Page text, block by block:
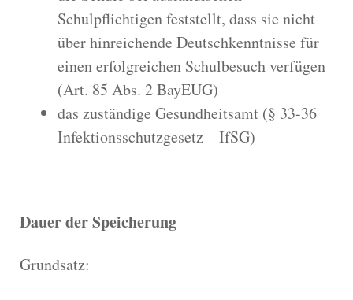
Schulpflichtigen feststellt, dass sie nicht
über hinreichende Deutschkenntnisse für
einen erfolgreichen Schulbesuch verfügen
(Art. 85 Abs. 2 BayEUG)
das zuständige Gesundheitsamt (§ 33-36
Infektionsschutzgesetz – IfSG)
Dauer der Speicherung
Grundsatz: